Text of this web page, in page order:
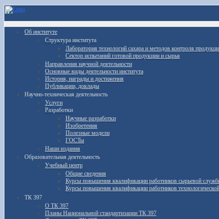
Об институте
Структура института
Лаборатория технологий сахара и методов контроля
Сектор испытаний готовой продукции и сырья
Направления научной деятельности
Основные виды деятельности института
История, награды и достижения
Публикации, доклады
Научно-техническая деятельность
Услуги
Разработки
Научные разработки
Изобретения
Полезные модели
ГОСТы
Наши издания
Образовательная деятельность
Учебный центр
Общие сведения
Курсы повышения квалификации работников сырьевой
Курсы повышения квалификации работников
ТК 397
О ТК 397
Планы Национальной стандартизации ТК 397